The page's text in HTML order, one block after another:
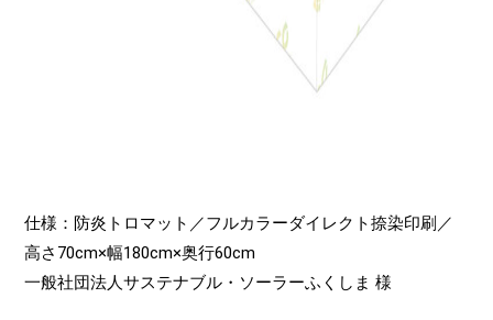
仕様：防炎トロマット／フルカラーダイレクト捺染印刷／
高さ70cm×幅180cm×奥行60cm
一般社団法人サステナブル・ソーラーふくしま 様